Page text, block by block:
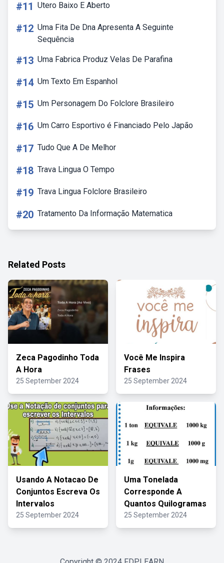
#11 Utero Baixo E Aberto
#12 Uma Fita De Dna Apresenta A Seguinte
Sequência
#13 Uma Fabrica Produz Velas De Parafina
#14 Um Texto Em Espanhol
#15 Um Personagem Do Folclore Brasileiro
#16 Um Carro Esportivo é Financiado Pelo Japão
#17 Tudo Que A De Melhor
#18 Trava Lingua O Tempo
#19 Trava Lingua Folclore Brasileiro
#20 Tratamento Da Informação Matematica
Related Posts
Zeca Pagodinho Toda
A Hora
25 September 2024
Você Me Inspira
Frases
25 September 2024
Usando A Notacao De
Conjuntos Escreva Os
Intervalos
25 September 2024
Uma Tonelada
Corresponde A
Quantos Quilogramas
25 September 2024